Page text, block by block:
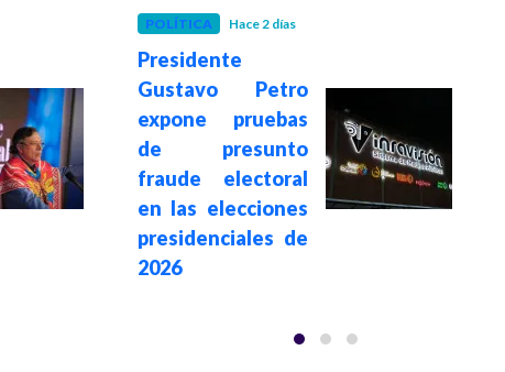
POLÍTICA Hace 2 días
Presidente
Gustavo Petro
expone pruebas
de presunto
fraude electoral
en las elecciones
presidenciales de
2026